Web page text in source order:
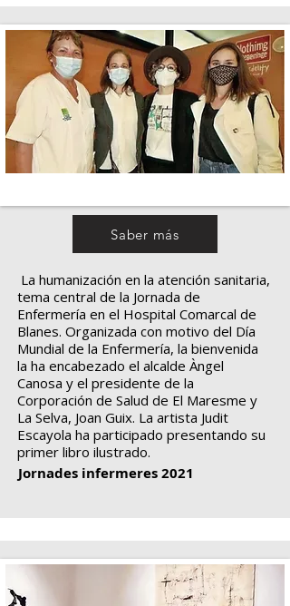
Saber más
La humanización en la atención sanitaria,
tema central de la Jornada de
Enfermería en el Hospital Comarcal de
Blanes. Organizada con motivo del Día
Mundial de la Enfermería, la bienvenida
la ha encabezado el alcalde Àngel
Canosa y el presidente de la
Corporación de Salud de El Maresme y
La Selva, Joan Guix. La artista Judit
Escayola ha participado presentando su
primer libro ilustrado.
Jornades infermeres 2021